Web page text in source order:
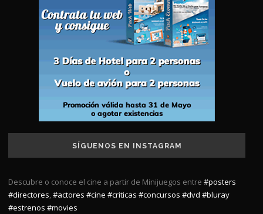
SÍGUENOS EN INSTAGRAM
Descubre o conoce el cine a partir de Minijuegos entre #posters
#directores,#actores #cine #criticas #concursos #dvd #bluray
#estrenos #movies